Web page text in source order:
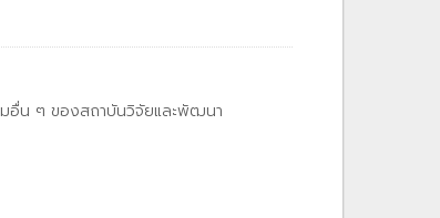
มอื่น ๆ ของสถาบันวิจัยและพัฒนา